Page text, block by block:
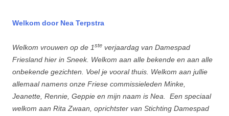
Welkom door Nea Terpstra
Welkom vrouwen op de 1ste verjaardag van Damespad
Friesland hier in Sneek. Welkom aan alle bekende en aan alle
onbekende gezichten. Voel je vooral thuis. Welkom aan jullie
allemaal namens onze Friese commissieleden Minke,
Jeanette, Rennie, Geppie en mijn naam is Nea. Een speciaal
welkom aan Rita Zwaan, oprichtster van Stichting Damespad